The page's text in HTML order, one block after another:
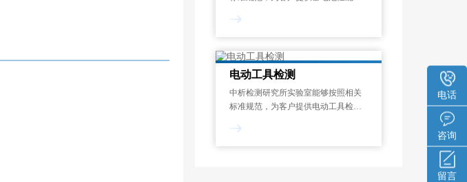
电话
咨询
留言
开路电压测量、内阻测试、寿命测
行检测和分析。一般来说，蓄电池性
能测试报告的出具需
电动工具检测
中析检测研究所实验室能够按照相关
标准规范，为客户提供电动工具检测
率测定、过载测试、噪声检测、绝缘